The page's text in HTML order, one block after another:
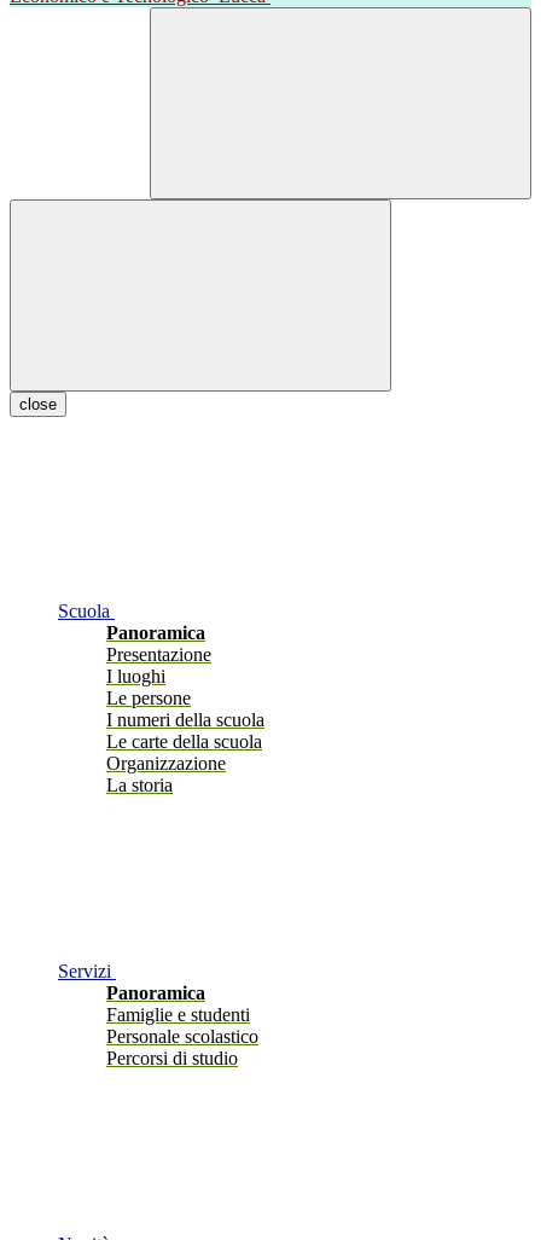
close
Scuola
Panoramica
Presentazione
I luoghi
Le persone
I numeri della scuola
Le carte della scuola
Organizzazione
La storia
Servizi
Panoramica
Famiglie e studenti
Personale scolastico
Percorsi di studio